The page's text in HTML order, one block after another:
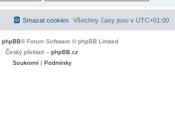
Všechny časy jsou v UTC+01:00
Smazat cookies
phpBB® Forum Software © phpBB Limited
Český překlad – phpBB.cz
Soukromí| Podmínky